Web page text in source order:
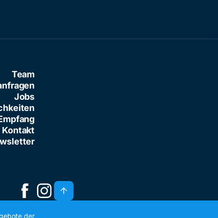
Team
Jobs
Kontakt
der